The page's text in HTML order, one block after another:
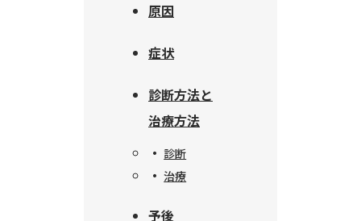
原因
症状
診断方法と
治療方法
診断
治療
予後